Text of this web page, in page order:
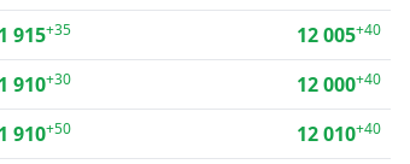
915+35 12 005+40
910+30 12 000+40
910+50 12 010+40